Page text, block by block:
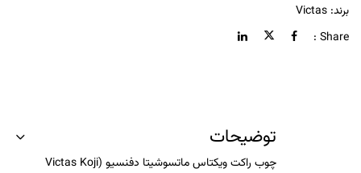
برند: Victas
Share :
توضیحات
چوب راکت ویکتاس ماتسوشیتا دفنسیو (Victas Koji